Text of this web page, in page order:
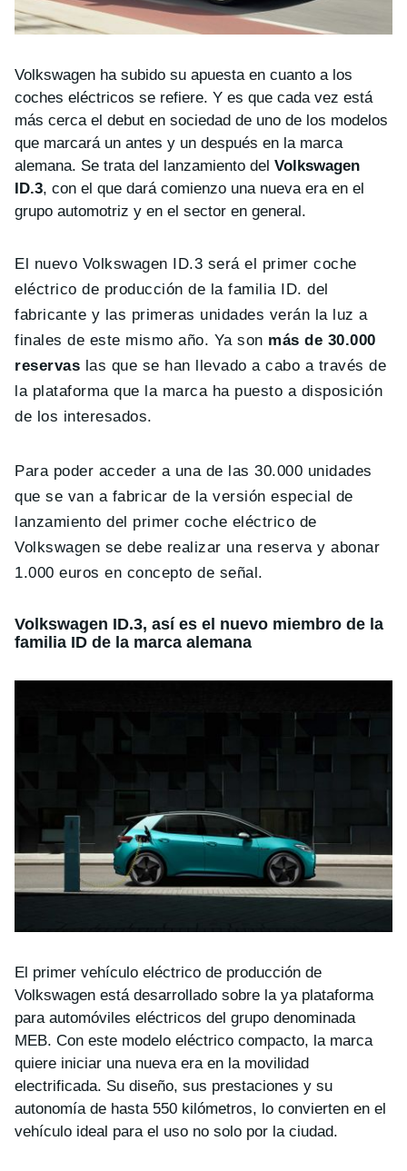
Volkswagen ha subido su apuesta en cuanto a los
coches eléctricos se refiere. Y es que cada vez está
más cerca el debut en sociedad de uno de los modelos
que marcará un antes y un después en la marca
alemana. Se trata del lanzamiento del Volkswagen
ID.3, con el que dará comienzo una nueva era en el
grupo automotriz y en el sector en general.
El nuevo Volkswagen ID.3 será el primer coche
eléctrico de producción de la familia ID. del
fabricante y las primeras unidades verán la luz a
finales de este mismo año. Ya son más de 30.000
reservas las que se han llevado a cabo a través de
la plataforma que la marca ha puesto a disposición
de los interesados.
Para poder acceder a una de las 30.000 unidades
que se van a fabricar de la versión especial de
lanzamiento del primer coche eléctrico de
Volkswagen se debe realizar una reserva y abonar
1.000 euros en concepto de señal.
Volkswagen ID.3, así es el nuevo miembro de la
familia ID de la marca alemana
El primer vehículo eléctrico de producción de
Volkswagen está desarrollado sobre la ya plataforma
para automóviles eléctricos del grupo denominada
MEB. Con este modelo eléctrico compacto, la marca
quiere iniciar una nueva era en la movilidad
electrificada. Su diseño, sus prestaciones y su
autonomía de hasta 550 kilómetros, lo convierten en el
vehículo ideal para el uso no solo por la ciudad.